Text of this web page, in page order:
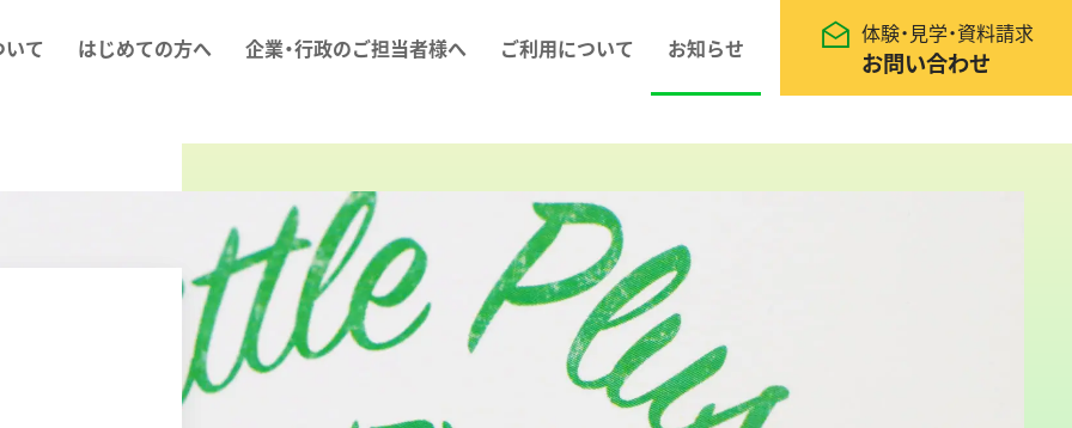
て はじめての方へ 企業・行政のご担当者様へ ご利用について お知らせ
体験・見学・資料請求
お問い合わせ